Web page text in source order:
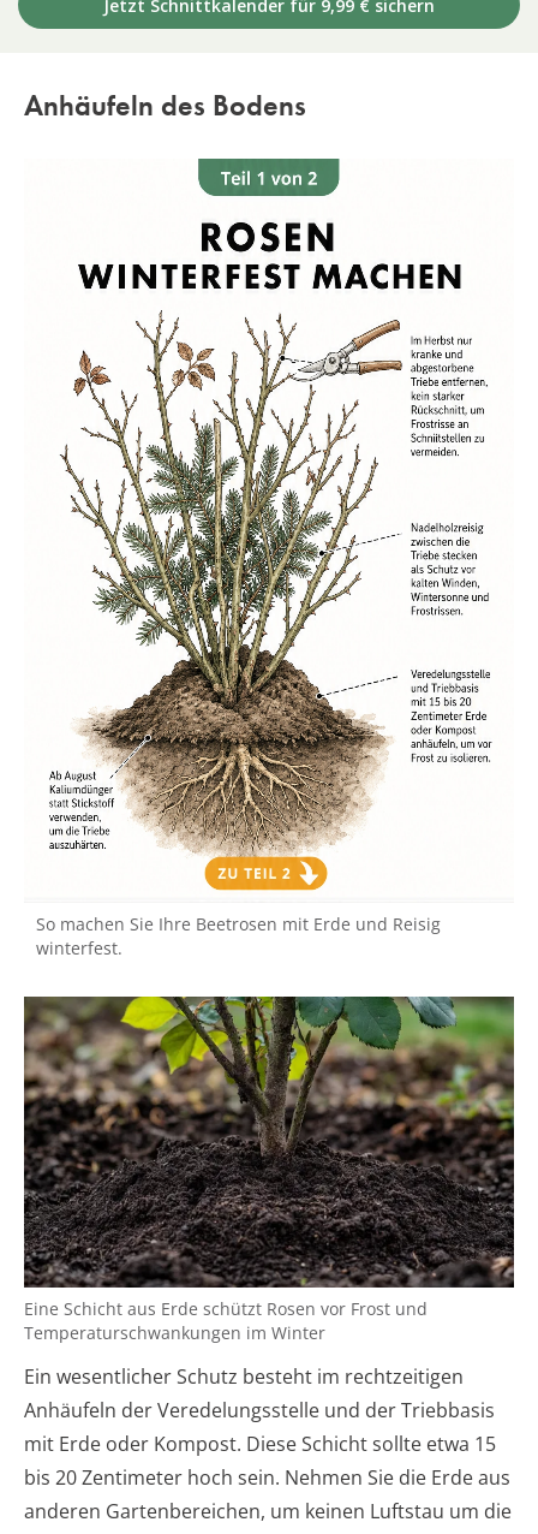
Jetzt Schnittkalender für 9,99 € sichern
Anhäufeln des Bodens
So machen Sie Ihre Beetrosen mit Erde und Reisig
winterfest.
Eine Schicht aus Erde schützt Rosen vor Frost und
Temperaturschwankungen im Winter
Ein wesentlicher Schutz besteht im rechtzeitigen
Anhäufeln der Veredelungsstelle und der Triebbasis
mit Erde oder Kompost. Diese Schicht sollte etwa 15
bis 20 Zentimeter hoch sein. Nehmen Sie die Erde aus
anderen Gartenbereichen, um keinen Luftstau um die